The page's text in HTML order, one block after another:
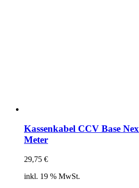
Kassenkabel CCV Base
Meter
29,75 €
inkl. 19 % MwSt.